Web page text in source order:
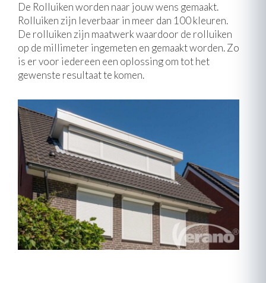
De Rolluiken worden naar jouw wens gemaakt.
Rolluiken zijn leverbaar in meer dan 100 kleuren.
De rolluiken zijn maatwerk waardoor de rolluiken
op de millimeter ingemeten en gemaakt worden. Zo
is er voor iedereen een oplossing om tot het
gewenste resultaat te komen.